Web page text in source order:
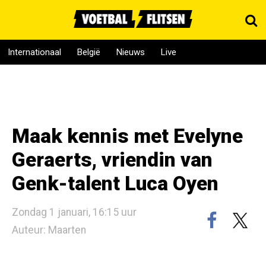
Internationaal België Nieuws Live
Maak kennis met Evelyne
Geraerts, vriendin van
Genk-talent Luca Oyen
Zondag 1 januari, 16:15 uur
Auteur: Maarten